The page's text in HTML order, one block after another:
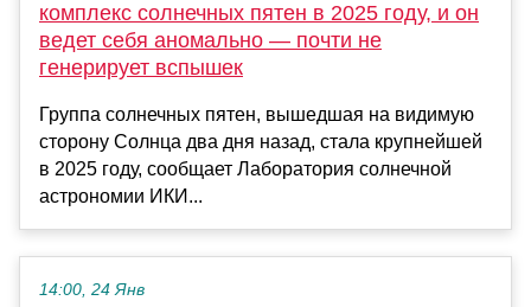
комплекс солнечных пятен в 2025 году, и он
ведет себя аномально — почти не
генерирует вспышек
Группа солнечных пятен, вышедшая на видимую
сторону Солнца два дня назад, стала крупнейшей
в 2025 году, сообщает Лаборатория солнечной
астрономии ИКИ...
14:00, 24 Янв